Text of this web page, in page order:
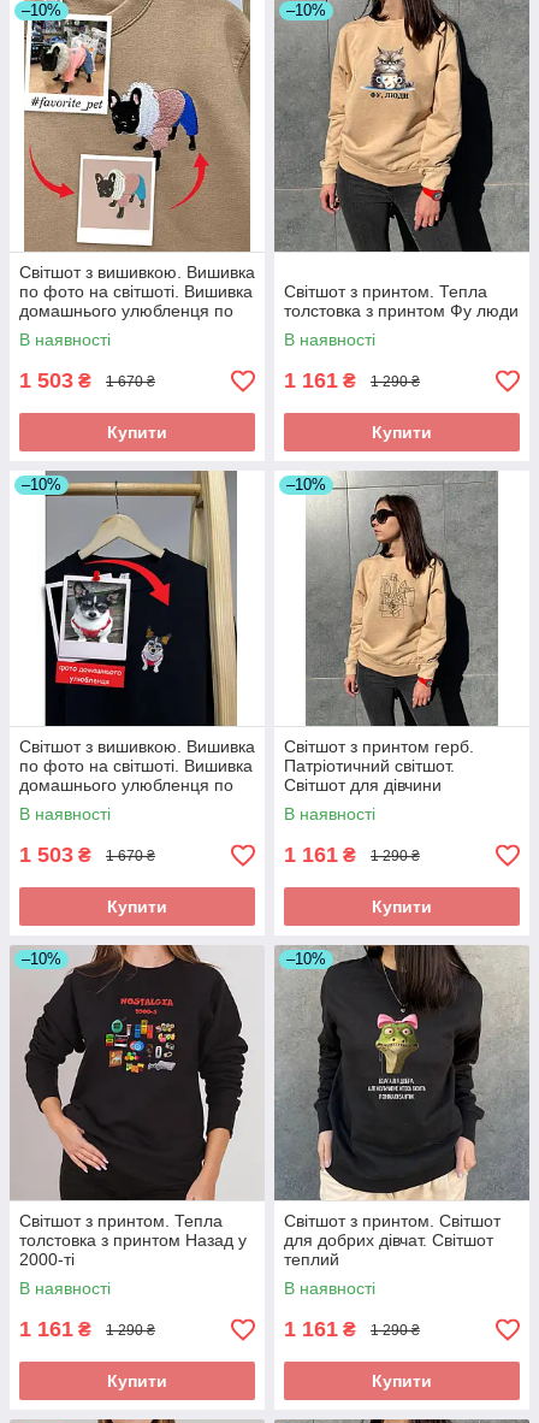
–10%
Світшот з вишивкою. Вишивка
по фото на світшоті. Вишивка
домашнього улюбленця по
фото
В наявності
1 503 ₴ 1 670 ₴
Купити
–10%
Світшот з принтом. Тепла
толстовка з принтом Фу люди
В наявності
1 161 ₴ 1 290 ₴
Купити
–10%
Світшот з вишивкою. Вишивка
по фото на світшоті. Вишивка
домашнього улюбленця по
фото
В наявності
1 503 ₴ 1 670 ₴
Купити
–10%
Світшот з принтом герб.
Патріотичний світшот.
Світшот для дівчини
В наявності
1 161 ₴ 1 290 ₴
Купити
–10%
Світшот з принтом. Тепла
толстовка з принтом Назад у
2000-ті
В наявності
1 161 ₴ 1 290 ₴
Купити
–10%
Світшот з принтом. Світшот
для добрих дівчат. Світшот
теплий
В наявності
1 161 ₴ 1 290 ₴
Купити